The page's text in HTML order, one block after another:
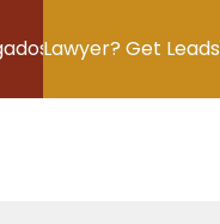
Lawyer? Get Leads